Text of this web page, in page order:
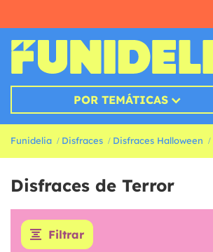
POR TEMÁTICAS
Funidelia Disfraces Disfraces Halloween
Disfraces de Terror
Filtrar